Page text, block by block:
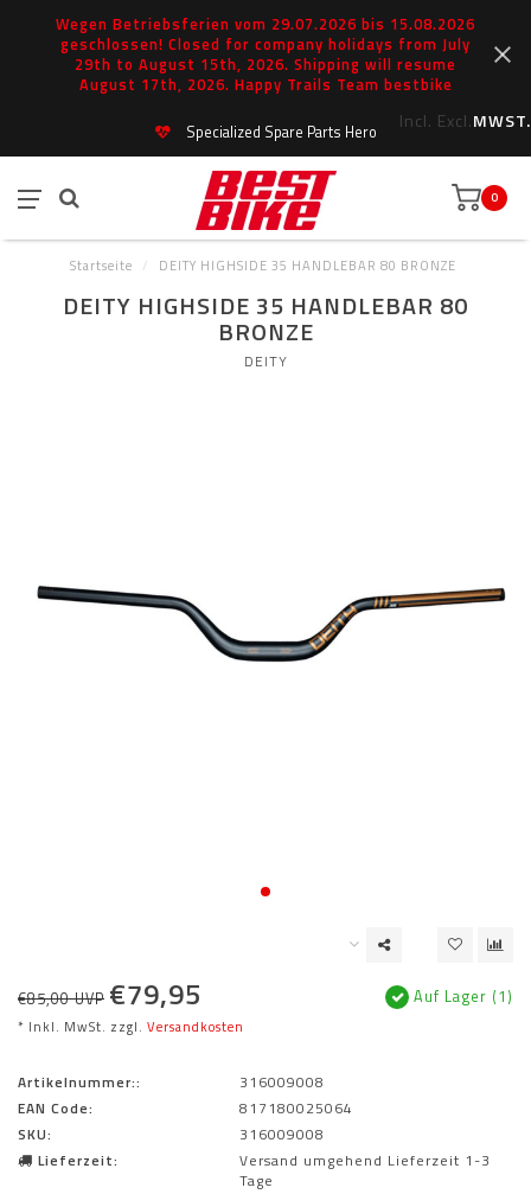
Wegen Betriebsferien vom 29.07.2026 bis 15.08.2026
geschlossen! Closed for company holidays from July
29th to August 15th, 2026. Shipping will resume
August 17th, 2026. Happy Trails Team bestbike
Incl. Excl.MWST.
Specialized Spare Parts Hero
0
Startseite / DEITY HIGHSIDE 35 HANDLEBAR 80 BRONZE
DEITY HIGHSIDE 35 HANDLEBAR 80
BRONZE
DEITY
€85,00 UVP €79,95
* Inkl. MwSt. zzgl. Versandkosten
Auf Lager (1)
Artikelnummer::
316009008
EAN Code:
817180025064
SKU:
316009008
Lieferzeit:
Versand umgehend Lieferzeit 1-3
Tage